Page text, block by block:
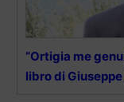
“Ortigia me
libro di